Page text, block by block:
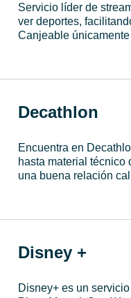
Servicio líder de
ver deportes,
Canjeable
Decathlon
Encuentra en
hasta material técnico
una buena relación
Disney +
Disney+ es un